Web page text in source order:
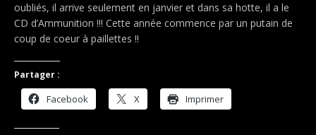
oubliés, il arrive seulement en janvier et dans sa hotte, il a le
CD d’Ammunition !!! Cette année commence par un putain de
coup de coeur à paillettes !!
Partager :
Facebook X Imprimer